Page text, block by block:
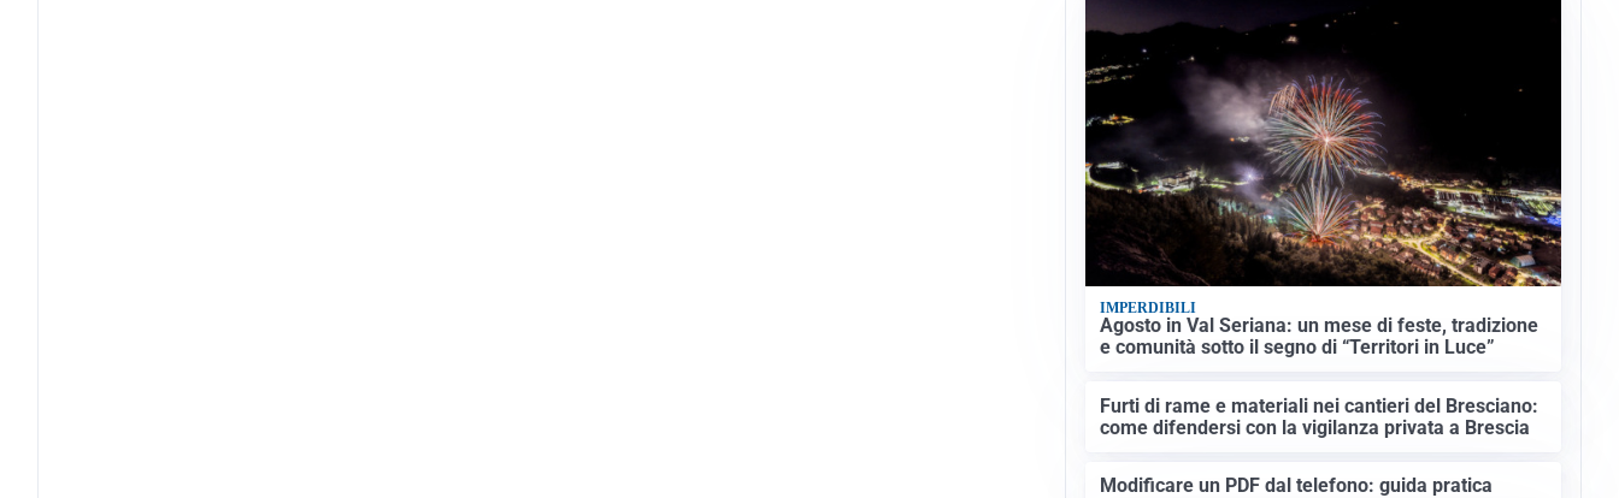
IMPERDIBILI
Agosto in Val Seriana: un mese di feste, tradizione
e comunità sotto il segno di “Territori in Luce”
Furti di rame e materiali nei cantieri del Bresciano:
come difendersi con la vigilanza privata a Brescia
Modificare un PDF dal telefono: guida pratica